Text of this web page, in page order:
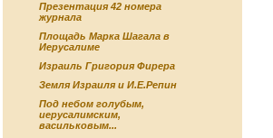
Презентация 42 номера
журнала
Площадь Марка Шагала в
Иерусалиме
Израиль Григория Фирера
Земля Израиля и И.Е.Репин
Под небом голубым,
иерусалимским,
васильковым...